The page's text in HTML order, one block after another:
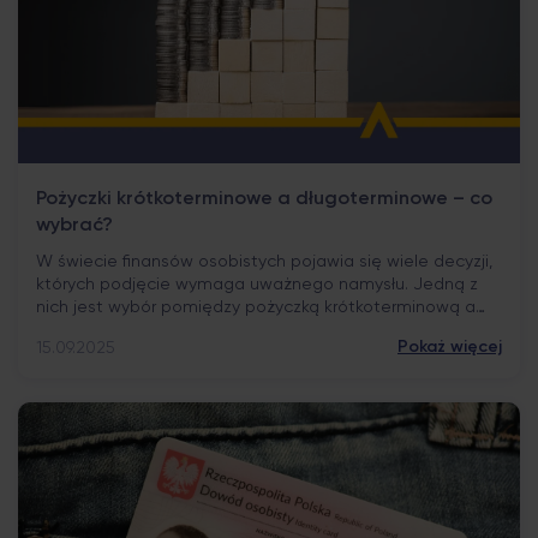
Pożyczki krótkoterminowe a długoterminowe – co
wybrać?
W świecie finansów osobistych pojawia się wiele decyzji,
których podjęcie wymaga uważnego namysłu. Jedną z
nich jest wybór pomiędzy pożyczką krótkoterminową a
samym mechanizmie różnią się celem, okresem spłaty i
potrzeb zależy, która opcja okaże się bardziej
adekwatna. Czym jest […]
15.09.2025 Pokaż więcej